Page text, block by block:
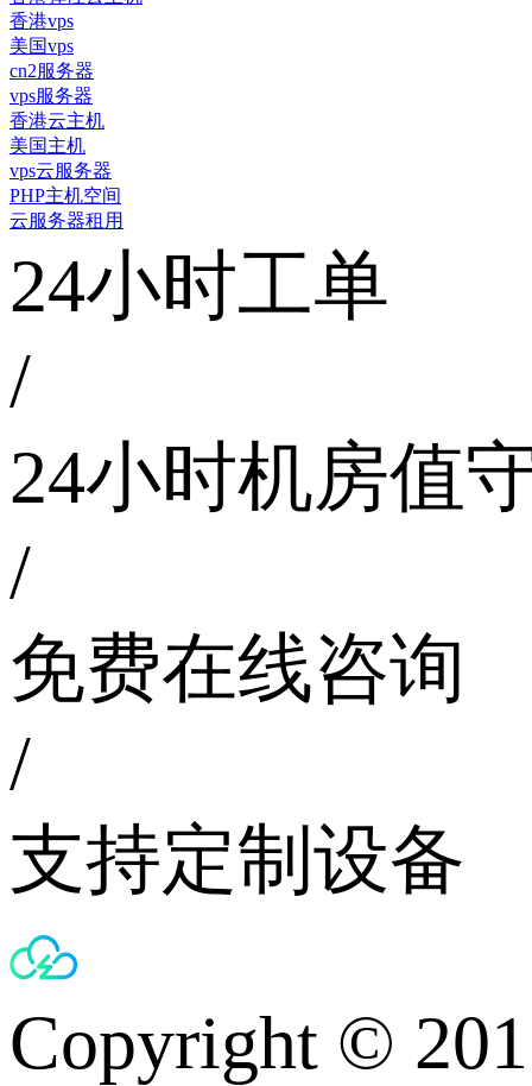
香港vps
美国vps
cn2服务器
vps服务器
香港云主机
美国主机
vps云服务器
PHP主机空间
云服务器租用
24小时工单
/
24小时机房值
/
免费在线咨询
/
支持定制设备
Copyright ©